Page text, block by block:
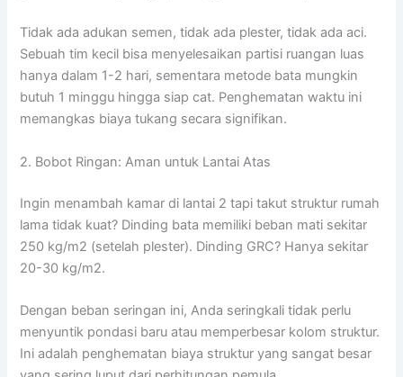
Tidak ada adukan semen, tidak ada plester, tidak ada aci.
Sebuah tim kecil bisa menyelesaikan partisi ruangan luas
hanya dalam 1-2 hari, sementara metode bata mungkin
butuh 1 minggu hingga siap cat. Penghematan waktu ini
memangkas biaya tukang secara signifikan.
2. Bobot Ringan: Aman untuk Lantai Atas
Ingin menambah kamar di lantai 2 tapi takut struktur rumah
lama tidak kuat? Dinding bata memiliki beban mati sekitar
250 kg/m2 (setelah plester). Dinding GRC? Hanya sekitar
20-30 kg/m2.
Dengan beban seringan ini, Anda seringkali tidak perlu
menyuntik pondasi baru atau memperbesar kolom struktur.
Ini adalah penghematan biaya struktur yang sangat besar